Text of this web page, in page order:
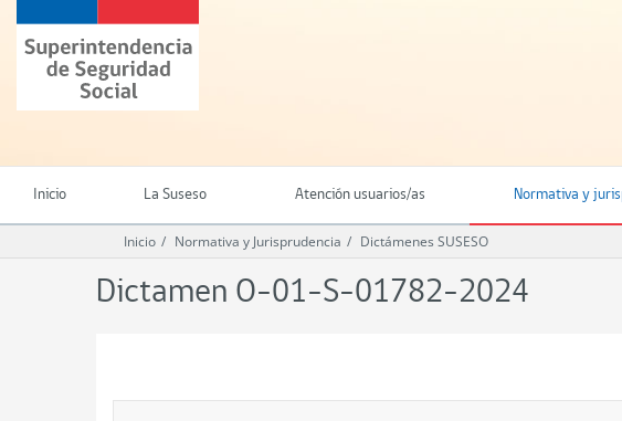
contenido
principal
Superintendencia
de
Seguridad
(SUSESO)
Chile
Inicio La Suseso Atención usuarios/as Normativa y
Inicio Normativa y Jurisprudencia Dictámenes SUSESO
Dictamen O-01-S-01782-2024